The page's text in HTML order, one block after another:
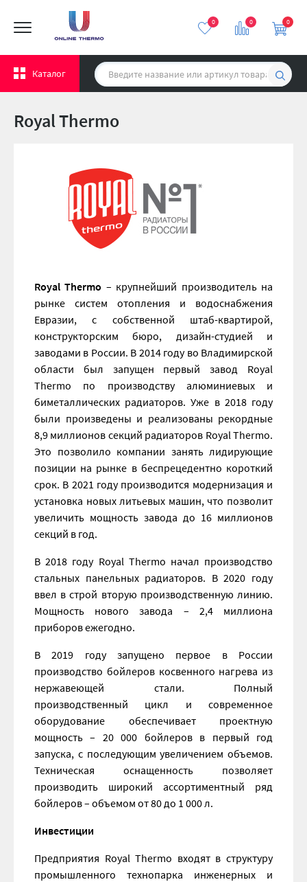
0 0
Каталог
0
Royal Thermo
Royal Thermo – крупнейший производитель на
рынке систем отопления и водоснабжения
Евразии, с собственной штаб-квартирой,
конструкторским бюро, дизайн-студией и
заводами в России. В 2014 году во Владимирской
области был запущен первый завод Royal
Thermo по производству алюминиевых и
биметаллических радиаторов. Уже в 2018 году
были произведены и реализованы рекордные
8,9 миллионов секций радиаторов Royal Thermo.
Это позволило компании занять лидирующие
позиции на рынке в беспрецедентно короткий
срок. В 2021 году производится модернизация и
установка новых литьевых машин, что позволит
увеличить мощность завода до 16 миллионов
секций в год.
В 2018 году Royal Thermo начал производство
стальных панельных радиаторов. В 2020 году
ввел в строй вторую производственную линию.
Мощность нового завода – 2,4 миллиона
приборов ежегодно.
В 2019 году запущено первое в России
производство бойлеров косвенного нагрева из
нержавеющей стали. Полный
производственный цикл и современное
оборудование обеспечивает проектную
мощность – 20 000 бойлеров в первый год
запуска, с последующим увеличением объемов.
Техническая оснащенность позволяет
производить широкий ассортиментный ряд
бойлеров – объемом от 80 до 1 000 л.
Инвестиции
Предприятия Royal Thermo входят в структуру
промышленного технопарка инженерных и